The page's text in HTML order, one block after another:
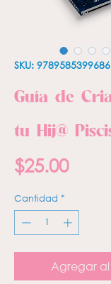
SKU: 9789585399686
Guía de
tu Hij@
$25.00
Cantidad *
Agregar